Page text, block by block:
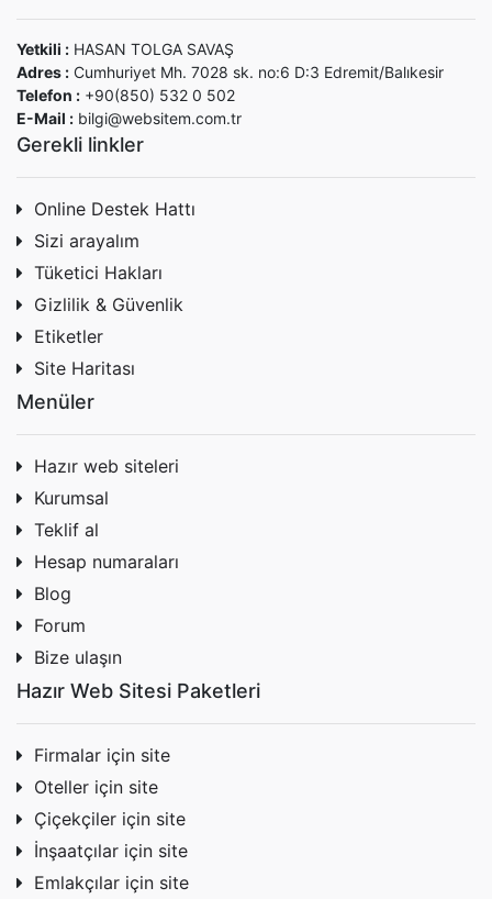
Yetkili : HASAN TOLGA SAVAŞ
Adres : Cumhuriyet Mh. 7028 sk. no:6 D:3 Edremit/Balıkesir
Telefon : +90(850) 532 0 502
E-Mail : bilgi@websitem.com.tr
Gerekli linkler
Online Destek Hattı
Sizi arayalım
Tüketici Hakları
Gizlilik & Güvenlik
Etiketler
Site Haritası
Menüler
Hazır web siteleri
Kurumsal
Teklif al
Hesap numaraları
Blog
Forum
Bize ulaşın
Hazır Web Sitesi Paketleri
Firmalar için site
Oteller için site
Çiçekçiler için site
İnşaatçılar için site
Emlakçılar için site